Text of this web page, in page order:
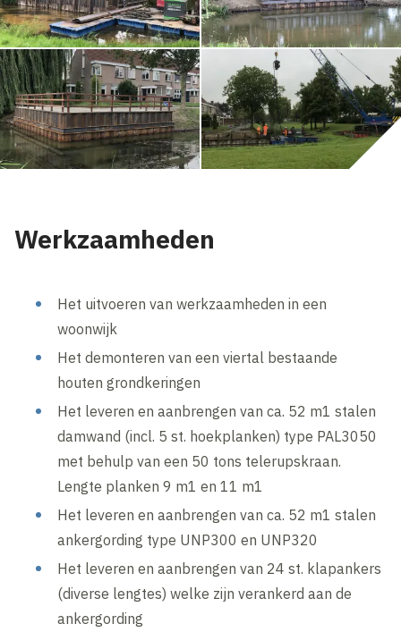
Werkzaamheden
Het uitvoeren van werkzaamheden in een
woonwijk
Het demonteren van een viertal bestaande
houten grondkeringen
Het leveren en aanbrengen van ca. 52 m1 stalen
damwand (incl. 5 st. hoekplanken) type PAL3050
met behulp van een 50 tons telerupskraan.
Lengte planken 9 m1 en 11 m1
Het leveren en aanbrengen van ca. 52 m1 stalen
ankergording type UNP300 en UNP320
Het leveren en aanbrengen van 24 st. klapankers
(diverse lengtes) welke zijn verankerd aan de
ankergording